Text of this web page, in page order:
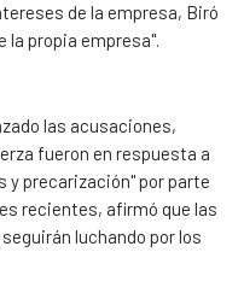
de la empresa, Biró
la propia empresa".
las acusaciones,
fueron en respuesta a
y precarización" por parte
recientes, afirmó que las
luchando por los